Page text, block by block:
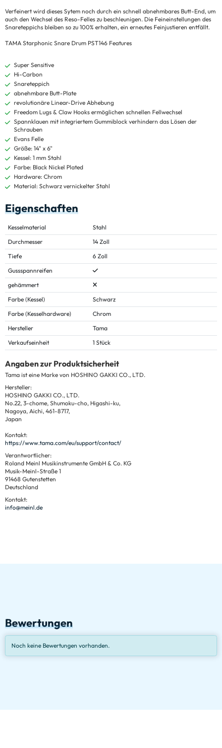
Verfeinert wird dieses Sytem noch durch ein schnell abnehmbares Butt-End, um
auch den Wechsel des Reso-Felles zu beschleunigen. Die Feineinstellungen des
Snareteppichs bleiben so zu 100% erhalten, ein erneutes Feinjustieren entfällt.
TAMA Starphonic Snare Drum PST146 Features
Super Sensitive
Hi-Carbon
Snareteppich
abnehmbare Butt-Plate
revolutionäre Linear-Drive Abhebung
Freedom Lugs & Claw Hooks ermöglichen schnellen Fellwechsel
Spannklauen mit integriertem Gummiblock verhindern das Lösen der
Schrauben
Evans Felle
Größe: 14" x 6"
Kessel: 1 mm Stahl
Farbe: Black Nickel Plated
Hardware: Chrom
Material: Schwarz vernickelter Stahl
Eigenschaften
Kesselmaterial
Stahl
Durchmesser
14 Zoll
Tiefe
6 Zoll
Gussspannreifen
gehämmert
Farbe (Kessel)
Schwarz
Farbe (Kesselhardware)
Chrom
Hersteller
Tama
Verkaufseinheit
1 Stück
Angaben zur Produktsicherheit
Tama ist eine Marke von HOSHINO GAKKI CO., LTD.
Hersteller:
HOSHINO GAKKI CO., LTD.
No.22, 3-chome, Shumoku-cho, Higashi-ku,
Nagoya, Aichi, 461-8717,
Japan
Kontakt:
https://www.tama.com/eu/support/contact/
Verantwortlicher:
Roland Meinl Musikinstrumente GmbH & Co. KG
Musik-Meinl-Straße 1
91468 Gutenstetten
Deutschland
Kontakt:
info@meinl.de
Bewertungen
Noch keine Bewertungen vorhanden.